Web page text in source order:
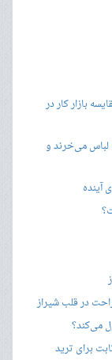
بازار کار در
لباس می‌خرند و
آینده
در قلب شیراز
برای ترید